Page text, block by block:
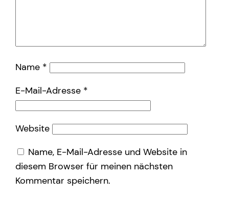
Name *
E-Mail-Adresse *
Website
Name, E-Mail-Adresse und Website in
diesem Browser für meinen nächsten
Kommentar speichern.